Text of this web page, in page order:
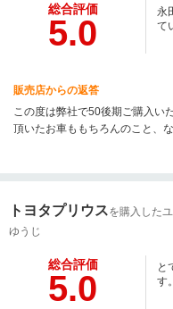
総合評価
5.0
永
て
販売店からの返答
この度は弊社で50後期ご購入い
頂いたお車ももちろんのこと、
トヨタプリウスを購入した
ゆうじ
総合評価
5.0
と
す。